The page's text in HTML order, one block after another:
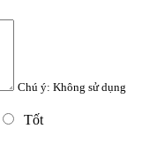
Chú ý: Không sử dụng
Tốt